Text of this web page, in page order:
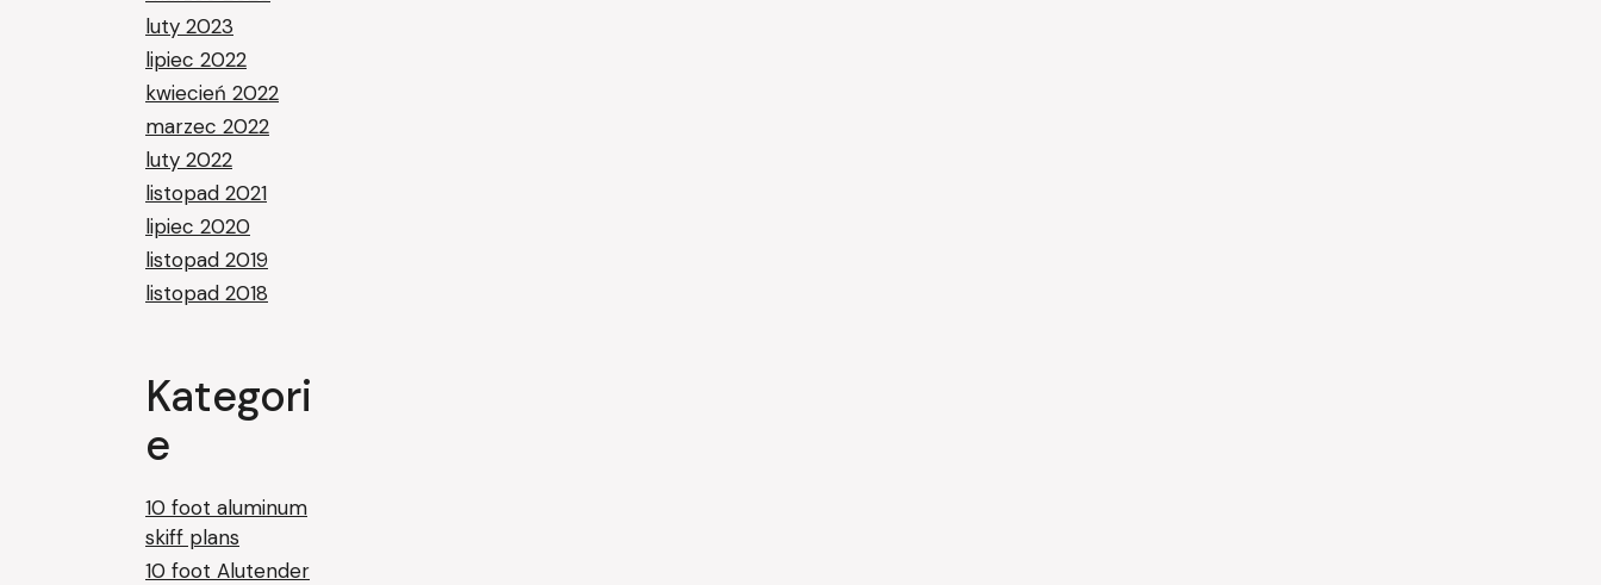
luty 2023
lipiec 2022
kwiecień 2022
marzec 2022
luty 2022
listopad 2021
lipiec 2020
listopad 2019
listopad 2018
Kategori
e
10 foot aluminum
skiff plans
10 foot Alutender